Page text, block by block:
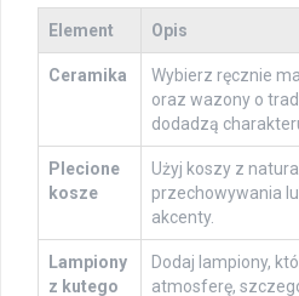
Element Opis
Ceramika
Wybierz ręcznie
oraz wazony o
dodadzą
Plecione
kosze
Użyj koszy z
przechowywania
akcenty.
Lampiony
z kutego
Dodaj lampiony,
atmosferę,